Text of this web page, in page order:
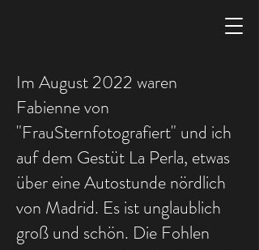
Im August 2022 waren
Fabienne von
"FrauSternfotografiert" und ich
auf dem Gestüt La Perla, etwas
über eine Autostunde nördlich
von Madrid. Es ist unglaublich
groß und schön. Die Fohlen